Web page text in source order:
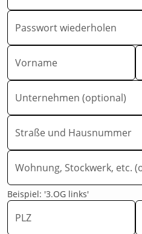
Passwort wiederholen
Vorname
Unternehmen (optional)
Straße und Hausnummer
Wohnung, Stockwerk, etc.
Beispiel: '3.OG links'
PLZ